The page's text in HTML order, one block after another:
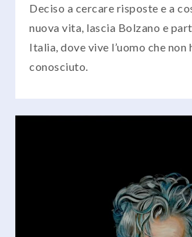
Deciso a cercare risposte e a
nuova vita, lascia Bolzano e
Italia, dove vive l’uomo che non
conosciuto.